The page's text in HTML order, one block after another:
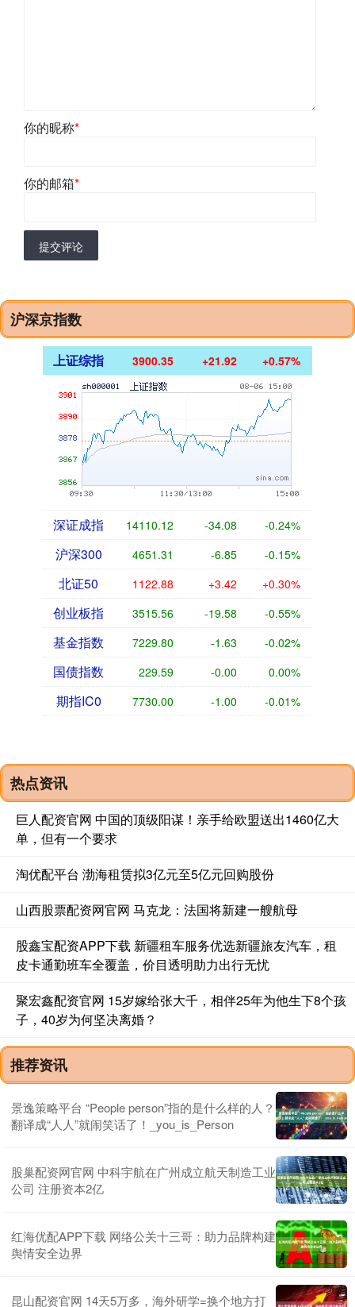
你的昵称*
你的邮箱*
提交评论
沪深京指数
上证综指 3900.35 +21.92 +0.57%
深证成指 14110.12 -34.08 -0.24%
沪深300 4651.31 -6.85 -0.15%
北证50 1122.88 +3.42 +0.30%
创业板指 3515.56 -19.58 -0.55%
基金指数 7229.80 -1.63 -0.02%
国债指数 229.59 -0.00 0.00%
期指IC0 7730.00 -1.00 -0.01%
热点资讯
巨人配资官网 中国的顶级阳谋！亲手给欧盟送出1460亿大
单，但有一个要求
淘优配平台 渤海租赁拟3亿元至5亿元回购股份
山西股票配资网官网 马克龙：法国将新建一艘航母
股鑫宝配资APP下载 新疆租车服务优选新疆旅友汽车，租
皮卡通勤班车全覆盖，价目透明助力出行无忧
聚宏鑫配资官网 15岁嫁给张大千，相伴25年为他生下8个孩
子，40岁为何坚决离婚？
推荐资讯
景逸策略平台 “People person”指的是什么样的人？
翻译成“人人”就闹笑话了！_you_is_Person
股巢配资网官网 中科宇航在广州成立航天制造工业
公司 注册资本2亿
红海优配APP下载 网络公关十三哥：助力品牌构建
舆情安全边界
昆山配资官网 14天5万多，海外研学=换个地方打